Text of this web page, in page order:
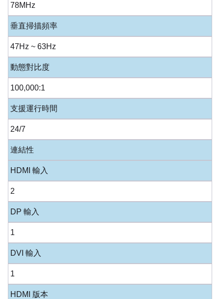
78MHz
垂直掃描頻率
47Hz ~ 63Hz
動態對比度
100,000:1
支援運行時間
24/7
連結性
HDMI 輸入
2
DP 輸入
1
DVI 輸入
1
HDMI 版本